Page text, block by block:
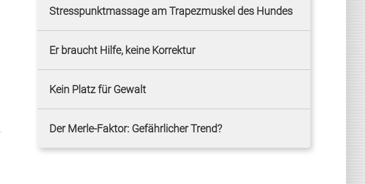
Stresspunktmassage am Trapezmuskel des Hundes
Er braucht Hilfe, keine Korrektur
Kein Platz für Gewalt
Der Merle-Faktor: Gefährlicher Trend?